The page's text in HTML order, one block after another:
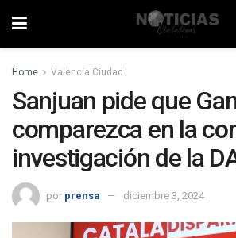
Home Valencia Ciudad
Sanjuan pide que
comparezca en la
investigación de la
por prensa diciembre 3, 2024